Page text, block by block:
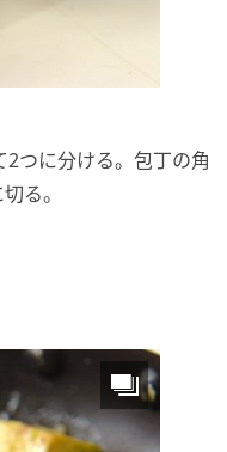
つに分ける。包丁の角
る。